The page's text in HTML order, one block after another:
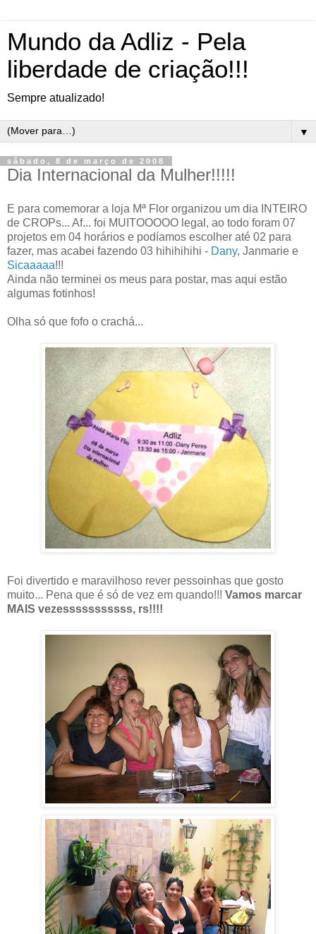
Mundo da Adliz - Pela
liberdade de criação!!!
Sempre atualizado!
▼
sábado, 8 de março de 2008
Dia Internacional da Mulher!!!!!
E para comemorar a loja Mª Flor organizou um dia INTEIRO
de CROPs... Af... foi MUITOOOOO legal, ao todo foram 07
projetos em 04 horários e podíamos escolher até 02 para
fazer, mas acabei fazendo 03 hihihihihi - Dany, Janmarie e
Sicaaaaa!!!
Ainda não terminei os meus para postar, mas aqui estão
algumas fotinhos!
Olha só que fofo o crachá...
Foi divertido e maravilhoso rever pessoinhas que gosto
muito... Pena que é só de vez em quando!!! Vamos marcar
MAIS vezesssssssssss, rs!!!!